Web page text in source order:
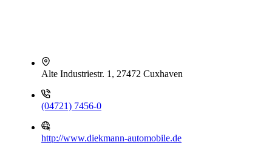
Alte Industriestr. 1, 27472 Cuxhaven
(04721) 7456-0
http://www.diekmann-automobile.de